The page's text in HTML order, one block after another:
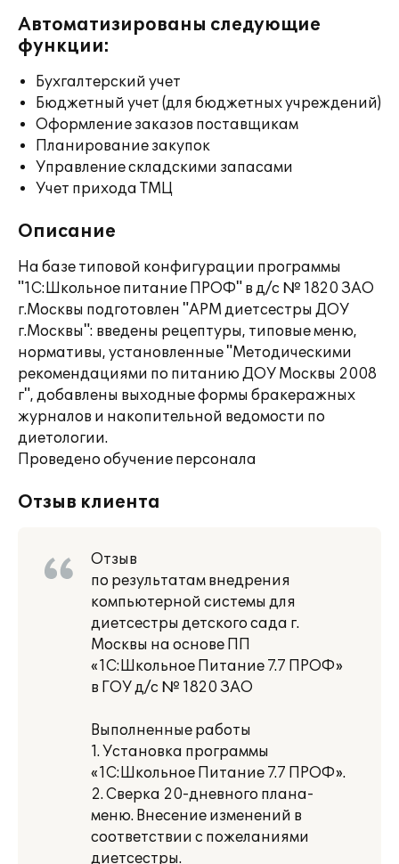
Автоматизированы следующие
функции:
Бухгалтерский учет
Бюджетный учет (для бюджетных учреждений)
Оформление заказов поставщикам
Планирование закупок
Управление складскими запасами
Учет прихода ТМЦ
Описание
На базе типовой конфигурации программы
"1С:Школьное питание ПРОФ" в д/с № 1820 ЗАО
г.Москвы подготовлен "АРМ диетсестры ДОУ
г.Москвы": введены рецептуры, типовые меню,
нормативы, установленные "Методическими
рекомендациями по питанию ДОУ Москвы 2008
г", добавлены выходные формы бракеражных
журналов и накопительной ведомости по
диетологии.
Проведено обучение персонала
Отзыв клиента
Отзыв
по результатам внедрения
компьютерной системы для
диетсестры детского сада г.
Москвы на основе ПП
«1С:Школьное Питание 7.7 ПРОФ»
в ГОУ д/с № 1820 ЗАО
Выполненные работы
1. Установка программы
«1С:Школьное Питание 7.7 ПРОФ».
2. Сверка 20-дневного плана-
меню. Внесение изменений в
соответствии с пожеланиями
диетсестры.